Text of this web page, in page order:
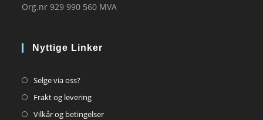
Org.nr 929 990 560 MVA
Nyttige Linker
Selge via oss?Opens
in
Frakt og leveringOpens
in
Vilkår og betingelserOpens